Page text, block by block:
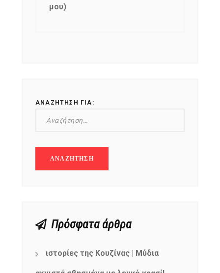
μου)
ΑΝΑΖΉΤΗΣΗ ΓΙΑ:
Πρόσφατα άρθρα
ιστορίες της Κουζίνας | Μύδια